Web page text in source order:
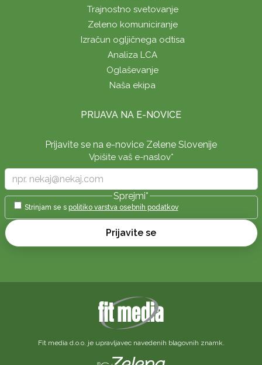
Trajnostno svetovanje
Zeleno komuniciranje
Izračun ogljičnega odtisa
Analiza LCA
Oglaševanje
Naša ekipa
PRIJAVA NA E-NOVICE
Prijavite se na e-novice Zelene Slovenije
Vpišite vaš e-naslov*
Sprejmi*
Strinjam se s politiko varstva osebnih podatkov
Prijavite se
Fit media d.o.o. je upravljavec navedenih blagovnih znamk.